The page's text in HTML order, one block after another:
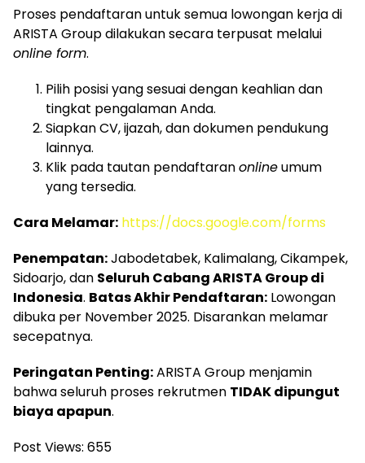
Proses pendaftaran untuk semua lowongan kerja di
ARISTA Group dilakukan secara terpusat melalui
online form.
Pilih posisi yang sesuai dengan keahlian dan
tingkat pengalaman Anda.
Siapkan CV, ijazah, dan dokumen pendukung
lainnya.
Klik pada tautan pendaftaranonlineumum
yang tersedia.
Cara Melamar: https://docs.google.com/forms
Penempatan:Jabodetabek, Kalimalang, Cikampek,
Sidoarjo, dan Seluruh Cabang ARISTA Group di
Indonesia. Batas Akhir Pendaftaran: Lowongan
dibuka per November 2025. Disarankan melamar
secepatnya.
Peringatan Penting:ARISTA Group menjamin
bahwa seluruh proses rekrutmen TIDAK dipungut
biaya apapun.
Post Views: 655